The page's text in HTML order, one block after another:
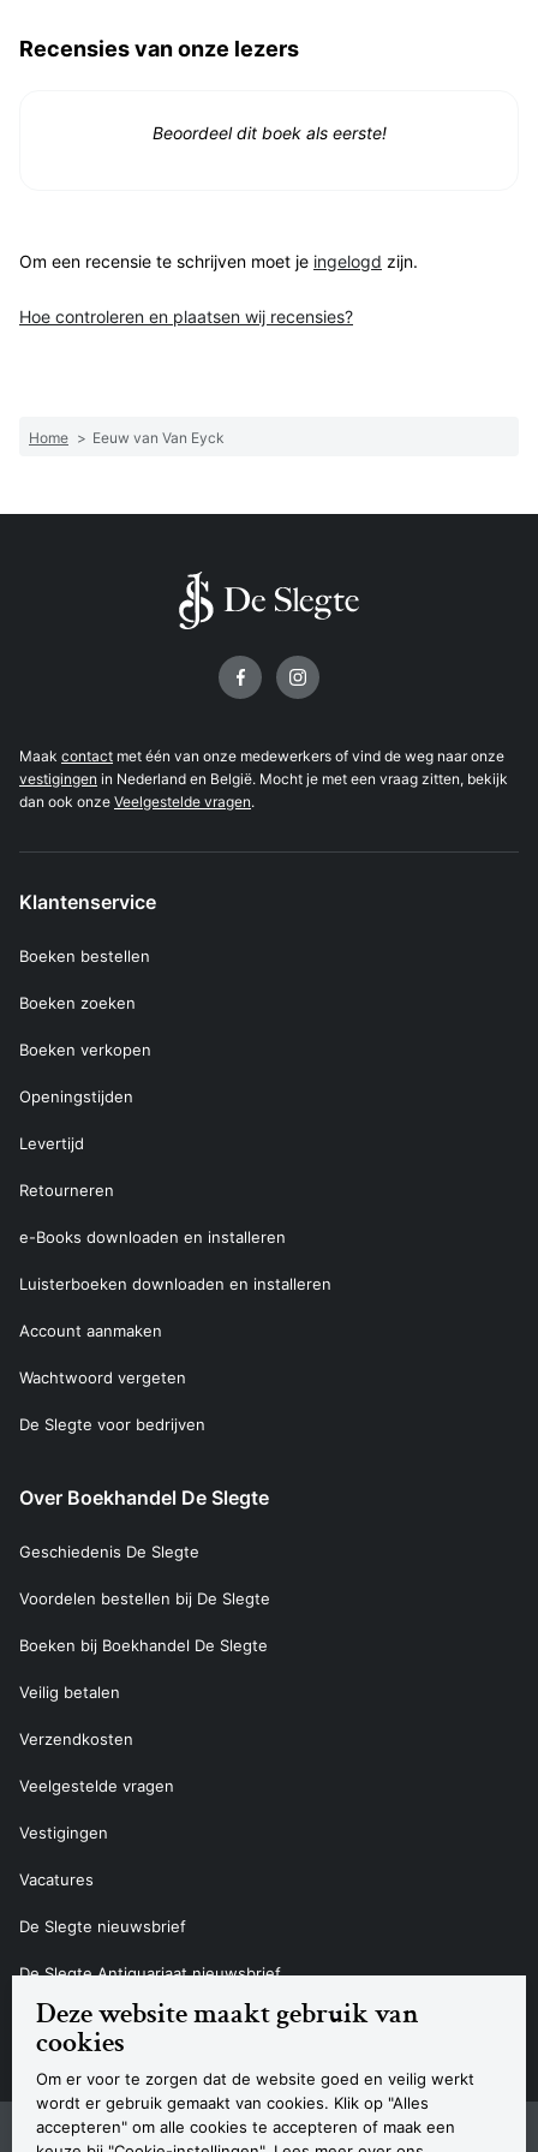
Deze website maakt gebruik van
cookies
Om er voor te zorgen dat de website goed en veilig werkt
wordt er gebruik gemaakt van cookies. Klik op "Alles
accepteren" om alle cookies te accepteren of maak een
Recensies van onze lezers
Beoordeel dit boek als eerste!
Om een recensie te schrijven moet je ingelogd zijn.
Hoe controleren en plaatsen wij recensies?
Home > Eeuw van Van Eyck
Maak contact met één van onze medewerkers of vind de weg naar onze
vestigingen in Nederland en België. Mocht je met een vraag zitten, bekijk
dan ook onze Veelgestelde vragen.
Klantenservice
Boeken bestellen
Boeken zoeken
Boeken verkopen
Openingstijden
Levertijd
Retourneren
e-Books downloaden en installeren
Luisterboeken downloaden en installeren
Account aanmaken
Wachtwoord vergeten
De Slegte voor bedrijven
Over Boekhandel De Slegte
Geschiedenis De Slegte
Voordelen bestellen bij De Slegte
Boeken bij Boekhandel De Slegte
Veilig betalen
Verzendkosten
Veelgestelde vragen
Vestigingen
Vacatures
De Slegte nieuwsbrief
De Slegte Antiquariaat nieuwsbrief
Contact
SitemapPrivacyverklaring CookieverklaringAlgemene voorwaardenDisclaimer
Contact